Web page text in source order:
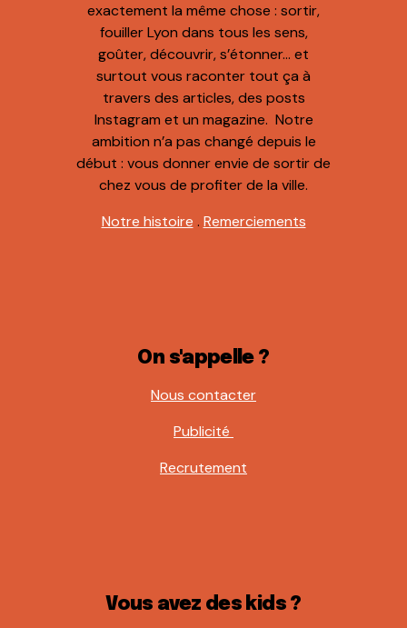
exactement la même chose : sortir,
fouiller Lyon dans tous les sens,
goûter, découvrir, s’étonner… et
surtout vous raconter tout ça à
travers des articles, des posts
Instagram et un magazine. Notre
ambition n’a pas changé depuis le
début : vous donner envie de sortir de
chez vous de profiter de la ville.
Notre histoire . Remerciements
On s'appelle ?
Nous contacter
Publicité
Recrutement
Vous avez des kids ?